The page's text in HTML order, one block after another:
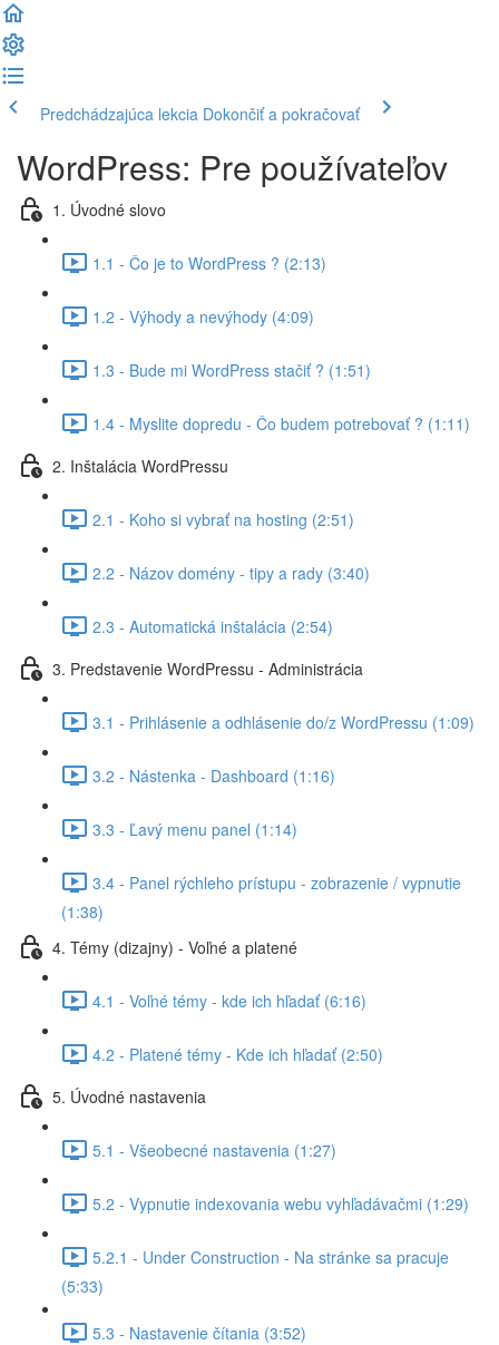
Predchádzajúca lekcia Dokončiť a pokračovať
WordPress: Pre používateľov
1. Úvodné slovo
1.1 - Čo je to WordPress ? (2:13)
1.2 - Výhody a nevýhody (4:09)
1.3 - Bude mi WordPress stačiť ? (1:51)
1.4 - Myslite dopredu - Čo budem potrebovať ? (1:11)
2. Inštalácia WordPressu
2.1 - Koho si vybrať na hosting (2:51)
2.2 - Názov domény - tipy a rady (3:40)
2.3 - Automatická inštalácia (2:54)
3. Predstavenie WordPressu - Administrácia
3.1 - Prihlásenie a odhlásenie do/z WordPressu (1:09)
3.2 - Nástenka - Dashboard (1:16)
3.3 - Ľavý menu panel (1:14)
3.4 - Panel rýchleho prístupu - zobrazenie / vypnutie
(1:38)
4. Témy (dizajny) - Voľné a platené
4.1 - Voľné témy - kde ich hľadať (6:16)
4.2 - Platené témy - Kde ich hľadať (2:50)
5. Úvodné nastavenia
5.1 - Všeobecné nastavenia (1:27)
5.2 - Vypnutie indexovania webu vyhľadávačmi (1:29)
5.2.1 - Under Construction - Na stránke sa pracuje
(5:33)
5.3 - Nastavenie čítania (3:52)